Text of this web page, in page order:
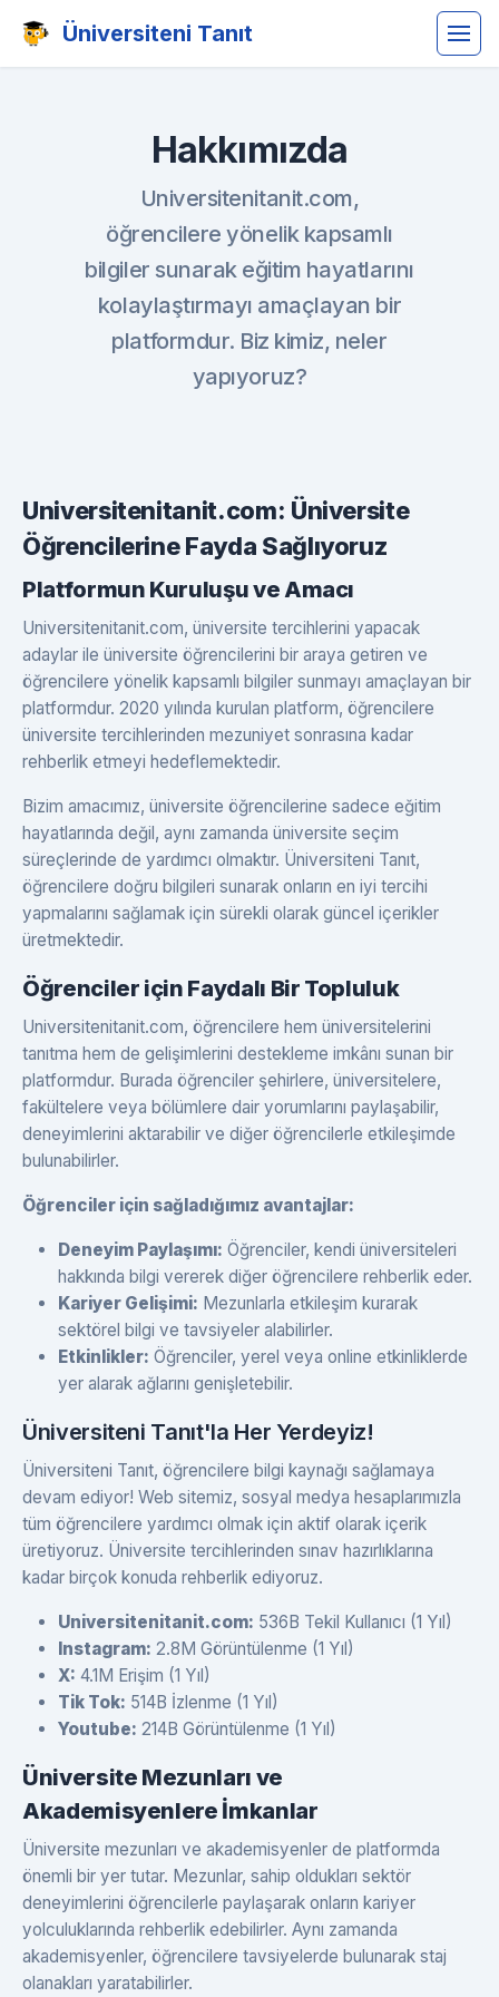
Üniversiteni Tanıt
Hakkımızda
Universitenitanit.com,
öğrencilere yönelik kapsamlı
bilgiler sunarak eğitim hayatlarını
kolaylaştırmayı amaçlayan bir
platformdur. Biz kimiz, neler
yapıyoruz?
Universitenitanit.com: Üniversite
Öğrencilerine Fayda Sağlıyoruz
Platformun Kuruluşu ve Amacı
Universitenitanit.com, üniversite tercihlerini yapacak
adaylar ile üniversite öğrencilerini bir araya getiren ve
öğrencilere yönelik kapsamlı bilgiler sunmayı amaçlayan bir
platformdur. 2020 yılında kurulan platform, öğrencilere
üniversite tercihlerinden mezuniyet sonrasına kadar
rehberlik etmeyi hedeflemektedir.
Bizim amacımız, üniversite öğrencilerine sadece eğitim
hayatlarında değil, aynı zamanda üniversite seçim
süreçlerinde de yardımcı olmaktır. Üniversiteni Tanıt,
öğrencilere doğru bilgileri sunarak onların en iyi tercihi
yapmalarını sağlamak için sürekli olarak güncel içerikler
üretmektedir.
Öğrenciler için Faydalı Bir Topluluk
Universitenitanit.com, öğrencilere hem üniversitelerini
tanıtma hem de gelişimlerini destekleme imkânı sunan bir
platformdur. Burada öğrenciler şehirlere, üniversitelere,
fakültelere veya bölümlere dair yorumlarını paylaşabilir,
deneyimlerini aktarabilir ve diğer öğrencilerle etkileşimde
bulunabilirler.
Öğrenciler için sağladığımız avantajlar:
Deneyim Paylaşımı: Öğrenciler, kendi üniversiteleri
hakkında bilgi vererek diğer öğrencilere rehberlik eder.
Kariyer Gelişimi: Mezunlarla etkileşim kurarak
sektörel bilgi ve tavsiyeler alabilirler.
Etkinlikler: Öğrenciler, yerel veya online etkinliklerde
yer alarak ağlarını genişletebilir.
Üniversiteni Tanıt'la Her Yerdeyiz!
Üniversiteni Tanıt, öğrencilere bilgi kaynağı sağlamaya
devam ediyor! Web sitemiz, sosyal medya hesaplarımızla
tüm öğrencilere yardımcı olmak için aktif olarak içerik
üretiyoruz. Üniversite tercihlerinden sınav hazırlıklarına
kadar birçok konuda rehberlik ediyoruz.
Universitenitanit.com: 536B Tekil Kullanıcı (1 Yıl)
Instagram: 2.8M Görüntülenme (1 Yıl)
X: 4.1M Erişim (1 Yıl)
Tik Tok: 514B İzlenme (1 Yıl)
Youtube: 214B Görüntülenme (1 Yıl)
Üniversite Mezunları ve
Akademisyenlere İmkanlar
Üniversite mezunları ve akademisyenler de platformda
önemli bir yer tutar. Mezunlar, sahip oldukları sektör
deneyimlerini öğrencilerle paylaşarak onların kariyer
yolculuklarında rehberlik edebilirler. Aynı zamanda
akademisyenler, öğrencilere tavsiyelerde bulunarak staj
olanakları yaratabilirler.